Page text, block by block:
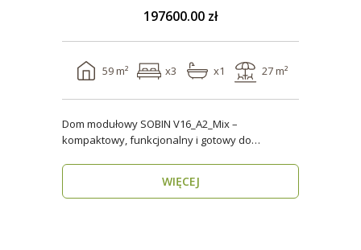
197600.00 zł
59 m² x3 x1 27 m²
Dom modułowy SOBIN V16_A2_Mix –
kompaktowy, funkcjonalny i gotowy do
WIĘCEJ